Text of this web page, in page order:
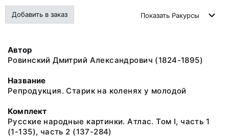
Добавить в заказ Показать Ракурсы
Автор
Ровинский Дмитрий Александрович (1824-1895)
Название
Репродукция. Старик на коленях у молодой
Комплект
Русские народные картинки. Атлас. Том I, часть 1
(1-135), часть 2 (137-284)